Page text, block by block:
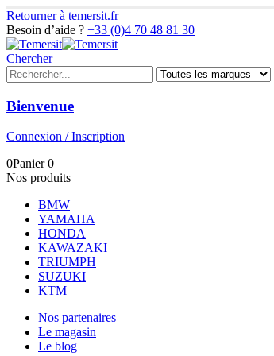
Retourner à temersit.fr
Besoin d’aide ? +33 (0)4 70 48 81 30
Chercher
Bienvenue
Connexion / Inscription
0Panier0
Nos produits
BMW
YAMAHA
HONDA
KAWAZAKI
TRIUMPH
SUZUKI
KTM
Nos partenaires
Le magasin
Le blog